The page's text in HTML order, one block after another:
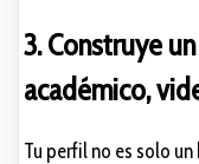
3. Construye
académico,
Tu perfil no es solo